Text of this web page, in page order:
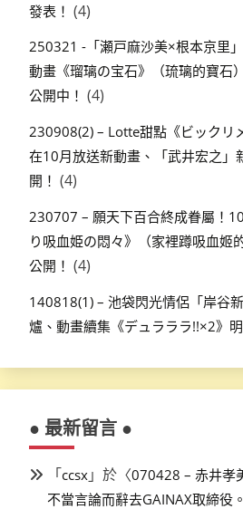
發表！ (4)
250321 -「瀬戸麻沙美×根本京里
動畫《瑠璃の宝石》（琉璃的寶石
公開中！ (4)
230908(2) – Lotte甜點《ビックリ
在10月放送新動畫、「武井宏之」
開！ (4)
230707 – 願天下百合終成眷屬！
り吸血姫の悶々》（家裡蹲吸血姬
公開！ (4)
140818(1) – 池袋閃光情侶「岸谷
爐、動畫續集《デュラララ!!×2》
● 最新留言 ●
「ccsx 」於〈070428 – 赤井孝
不當言論而辭去GAINAX取締役